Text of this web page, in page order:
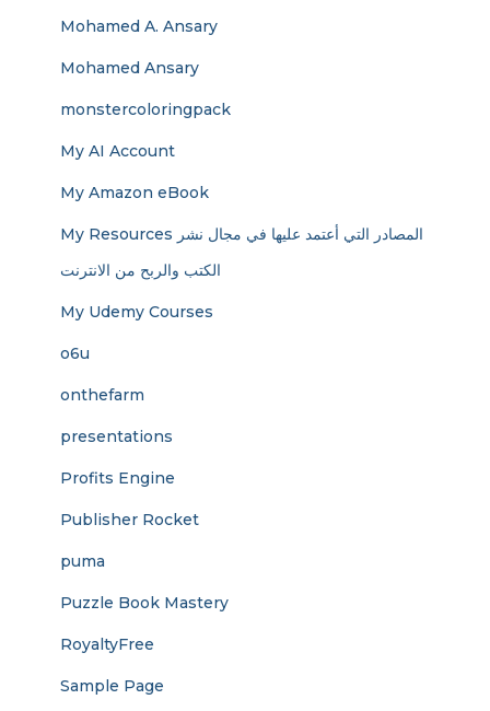
Mohamed A. Ansary
Mohamed Ansary
monstercoloringpack
My AI Account
My Amazon eBook
My Resources المصادر التي أعتمد عليها في مجال نشر
الكتب والربح من الانترنت
My Udemy Courses
o6u
onthefarm
presentations
Profits Engine
Publisher Rocket
puma
Puzzle Book Mastery
RoyaltyFree
Sample Page